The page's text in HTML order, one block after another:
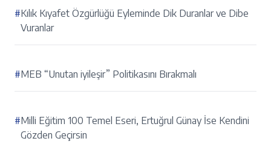
#Kılık Kıyafet Özgürlüğü Eyleminde Dik Duranlar ve Dibe
Vuranlar
#MEB “Unutan iyileşir” Politikasını Bırakmalı
#Milli Eğitim 100 Temel Eseri, Ertuğrul Günay İse Kendini
Gözden Geçirsin